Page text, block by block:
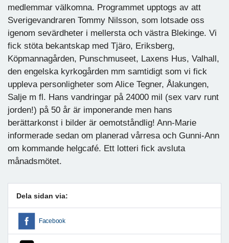
medlemmar välkomna. Programmet upptogs av att
Sverigevandraren Tommy Nilsson, som lotsade oss
igenom sevärdheter i mellersta och västra Blekinge. Vi
fick stöta bekantskap med Tjäro, Eriksberg,
Köpmannagården, Punschmuseet, Laxens Hus, Valhall,
den engelska kyrkogården mm samtidigt som vi fick
uppleva personligheter som Alice Tegner, Ålakungen,
Salje m fl. Hans vandringar på 24000 mil (sex varv runt
jorden!) på 50 år är imponerande men hans
berättarkonst i bilder är oemotståndlig! Ann-Marie
informerade sedan om planerad vårresa och Gunni-Ann
om kommande helgcafé. Ett lotteri fick avsluta
månadsmötet.
Dela sidan via:
Facebook